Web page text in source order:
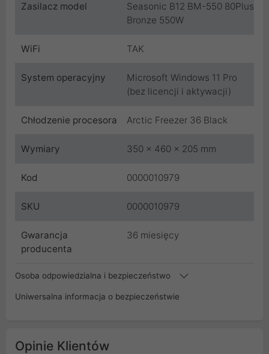
Zasilacz model
Seasonic B12 BM-550 80Plus
Bronze 550W
WiFi TAK
System operacyjny
Microsoft Windows 11 Pro
(bez licencji i aktywacji)
Chłodzenie procesora Arctic Freezer 36 Black
Wymiary 350 x 460 x 205 mm
Kod 0000010979
SKU 0000010979
Gwarancja
producenta
36 miesięcy
Osoba odpowiedzialna i bezpieczeństwo
Uniwersalna informacja o bezpieczeństwie
Opinie Klientów